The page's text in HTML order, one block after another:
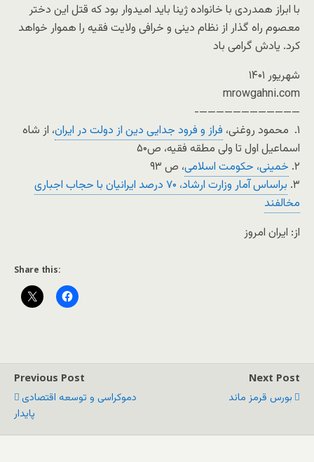
با ابراز همدردی با خانواده ژینا باید امیدوار بود که قتل این دختر
معصوم راه گذار از نظام دینی و خرافی ولایت فقیه را هموار خواهد
کرد. یادش گرامی باد
شهریور ۱۴۰۱
mrowgahni.com
————————————-
۱. محمود روغنی،
فراز و فرود جدایی دین از دولت در ایران، از شاه
اسماعیل اول تا ولی مطقه فقیه، ص۵۰
۲. خمینی، حکومت اسلامی، ص ۹۳
۳.
براساس آمار وزارت ارشاد، ۷۰ درصد ایرانیان با حجاب اجباری
مخالفند
از: ایران امروز
Share this:
Previous Post
دموکراسی و توسعه اقتصادی
پایدار
Next Post
بورس قرمز ماند